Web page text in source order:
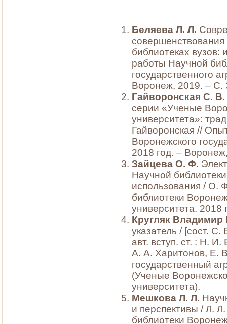
Беляева Л. Л.
библиотеках
работы Научной
государственного
Воронеж, 2019. – С.
Гайворонская С. В.
серии «Ученые
университета»:
Гайворонская //
Воронежского
2018 год. –
Зайцева О. Ф.
Научной
использования / О.
библиотеки
университета.
Кругляк Владимир
указатель / [сост.
авт. вступ. ст. : Н.
А. А. Харитонов, Е.
государственный
(Ученые
университета).
Мешкова Л. Л.
и перспективы / Л.
библиотеки